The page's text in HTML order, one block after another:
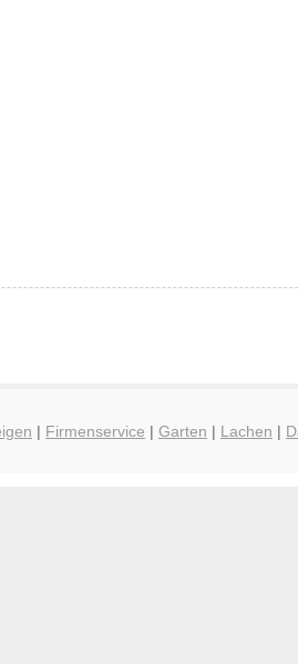
| Firmenservice | Garten | Lachen |